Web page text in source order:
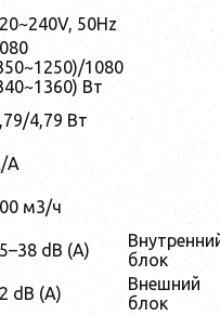
50Hz
1080
Вт
4,79 Вт
А
м3/ч
dB (А)
блок
dB (А)
Внешний
блок